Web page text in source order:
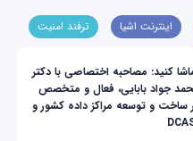
اینترنت اشیا ترفند امنیت
کنید: مصاحبه اختصاصی با دکتر
جواد بابایی، فعال و متخصص
ساخت و توسعه مراکز داده کشور و